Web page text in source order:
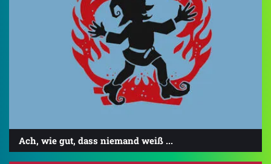
Ach, wie gut, dass niemand weiß ...